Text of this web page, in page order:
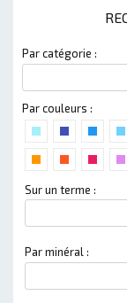
Par catégorie :
Par couleurs :
Sur un terme :
Par minéral :